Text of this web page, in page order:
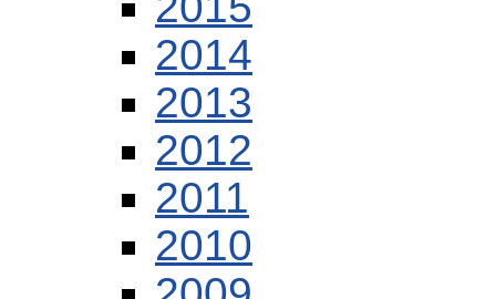
2014
2013
2012
2011
2010